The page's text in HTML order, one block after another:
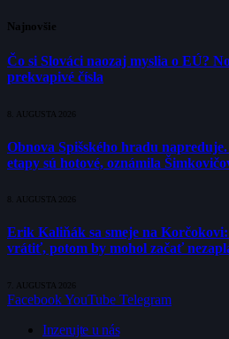
Najnovšie
Čo si Slováci naozaj myslia o EÚ?
prekvapivé čísla
8. AUGUSTA 2026
Obnova Spišského hradu
etapy sú hotové, oznámila
8. AUGUSTA 2026
Erik Kaliňák sa smeje na
vrátiť, potom by mohol začať
7. AUGUSTA 2026
FacebookYouTube Telegram
Inzerujte u nás